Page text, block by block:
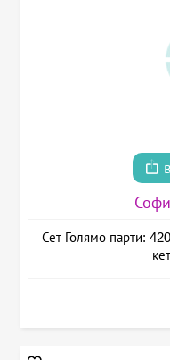
Сет Голямо парти: